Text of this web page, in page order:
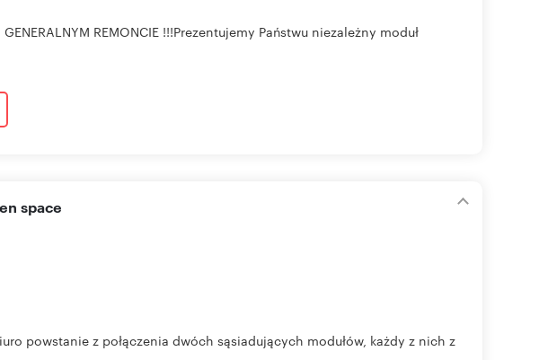
REMONCIE !!!Prezentujemy Państwu niezależny moduł
space
powstanie z połączenia dwóch sąsiadujących modułów, każdy z nich z